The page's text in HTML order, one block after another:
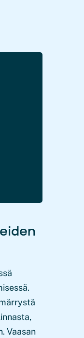
Vaasan